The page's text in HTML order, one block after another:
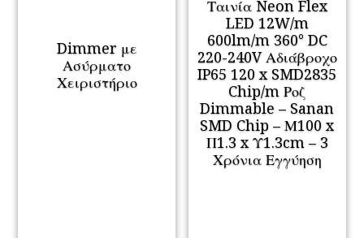
Dimmer με
Ασύρματο
Χειριστήριο
Ταινία Neon Flex
LED 12W/m
600lm/m 360° DC
220-240V Αδιάβροχο
IP65 120 x SMD2835
Chip/m Ροζ
Dimmable – Sanan
SMD Chip – Μ100 x
Π1.3 x Υ1.3cm – 3
Χρόνια Εγγύηση